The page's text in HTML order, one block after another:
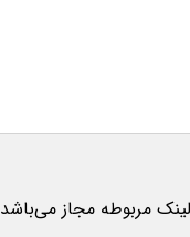
مربوطه مجاز